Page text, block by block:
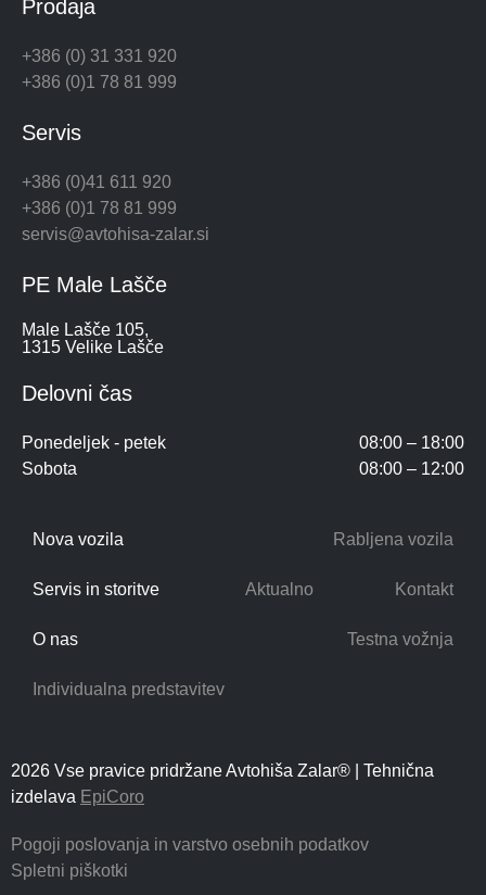
Prodaja
+386 (0) 31 331 920
+386 (0)1 78 81 999
Servis
+386 (0)41 611 920
+386 (0)1 78 81 999
servis@avtohisa-zalar.si
PE Male Lašče
Male Lašče 105,
1315 Velike Lašče
Delovni čas
Ponedeljek - petek
08:00 – 18:00
Sobota
08:00 – 12:00
Nova vozila Rabljena vozila
Servis in storitve Aktualno Kontakt
O nas Testna vožnja
Individualna predstavitev
2026 Vse pravice pridržane Avtohiša Zalar® | Tehnična
izdelava EpiCoro
Pogoji poslovanja in varstvo osebnih podatkov
Spletni piškotki